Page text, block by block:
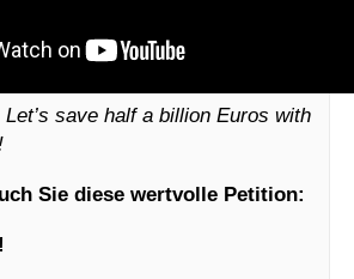
save half a billion Euros with
Sie diese wertvolle Petition:
!